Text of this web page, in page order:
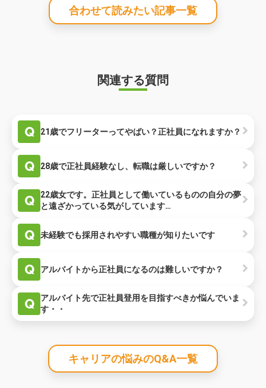
合わせて読みたい記事一覧
関連する質問
Q 21歳でフリーターってやばい？正社員になれますか？
Q 28歳で正社員経験なし、転職は厳しいですか？
Q
22歳女です。正社員として働いているものの自分の夢
と遠ざかっている気がしています…
Q 未経験でも採用されやすい職種が知りたいです
Q アルバイトから正社員になるのは難しいですか？
Q
アルバイト先で正社員登用を目指すべきか悩んでいま
す・・
キャリアの悩みのQ&A一覧